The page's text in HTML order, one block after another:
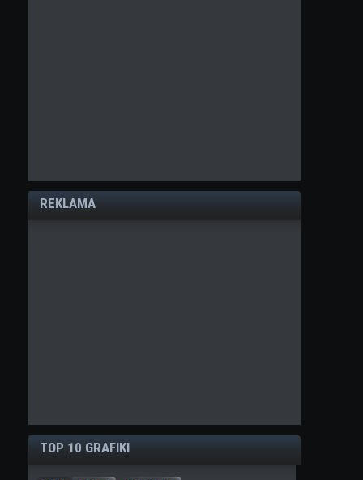
REKLAMA
TOP 10 GRAFIKI